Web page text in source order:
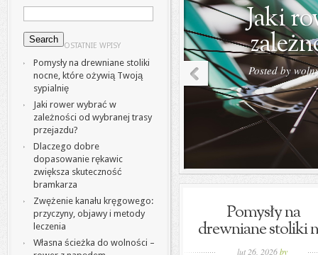
OSTATNIE WPISY
Pomysły na drewniane stoliki
nocne, które ożywią Twoją
sypialnię
Jaki rower wybrać w
zależności od wybranej trasy
przejazdu?
Dlaczego dobre
dopasowanie rękawic
zwiększa skuteczność
bramkarza
Zwężenie kanału kręgowego:
przyczyny, objawy i metody
leczenia
Własna ścieżka do wolności –
Jaki
Posted by
Pomysły na
drewniane stoliki
lut 26, 2026by